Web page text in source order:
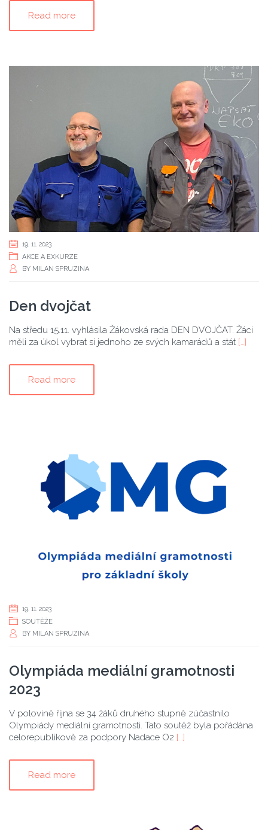
Read more
19. 11. 2023
AKCE A EXKURZE
BY MILAN SPRUZINA
Den dvojčat
Na středu 15.11. vyhlásila Žákovská rada DEN DVOJČAT. Žáci
měli za úkol vybrat si jednoho ze svých kamarádů a stát […]
Read more
19. 11. 2023
SOUTĚŽE
BY MILAN SPRUZINA
Olympiáda mediální gramotnosti
2023
V polovině října se 34 žáků druhého stupně zúčastnilo
Olympiády mediální gramotnosti. Tato soutěž byla pořádána
celorepublikově za podpory Nadace O2 […]
Read more